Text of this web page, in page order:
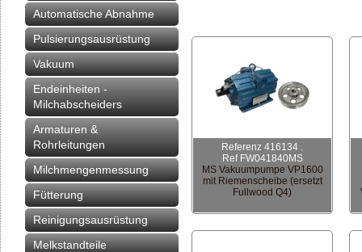
Automatische Abnahme
Pulsierungsausrüstung
Vakuum
Endeinheiten -
Milchabscheiders
Armaturen &
Rohrleitungen
Milchmengenmessung
Fütterung
Reinigungsausrüstung
Melkstandteile
Referenz 416134 .
Ref FW041840MS
MS Vakuumpumpe VP1600
mit Riemenscheibe (ersetzt
Fullwood Q4)